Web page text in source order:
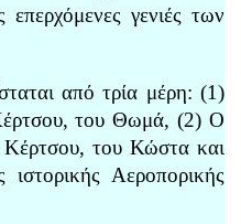
γενιές των
από τρία μέρη: (1)
του Θωμά, (2) Ο
Κέρτσου, του Κώστα και
Αεροπορικής